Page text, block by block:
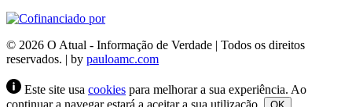
© 2026 O Atual - Informação de Verdade | Todos os direitos
reservados. | by pauloamc.com
Este site usa cookies para melhorar a sua experiência. Ao